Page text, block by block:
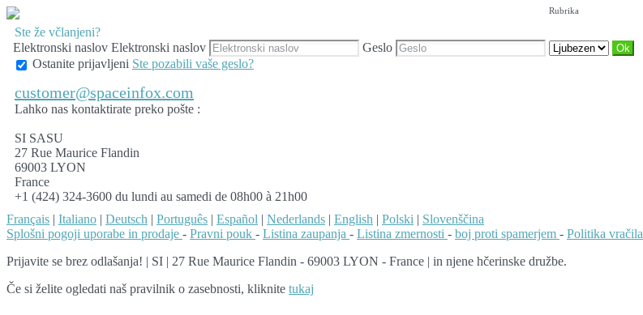
Ste že včlanjeni?
Elektronski naslov Elektronski naslov Geslo
Rubrika
Ostanite prijavljeni Ste pozabili vaše geslo?
customer@spaceinfox.com
Lahko nas kontaktirate preko pošte :
SI SASU
27 Rue Maurice Flandin
69003 LYON
France
+1 (424) 324-3600 du lundi au samedi de 08h00 à 21h00
Français | Italiano | Deutsch | Português | Español | Nederlands | English | Polski | Slovenščina
Splošni pogoji uporabe in prodaje - Pravni pouk - Listina zaupanja - Listina zmernosti - boj proti spamerjem - Politika vračila
Prijavite se brez odlašanja! | SI | 27 Rue Maurice Flandin - 69003 LYON - France | in njene hčerinske družbe.
Če si želite ogledati naš pravilnik o zasebnosti, kliknite tukaj